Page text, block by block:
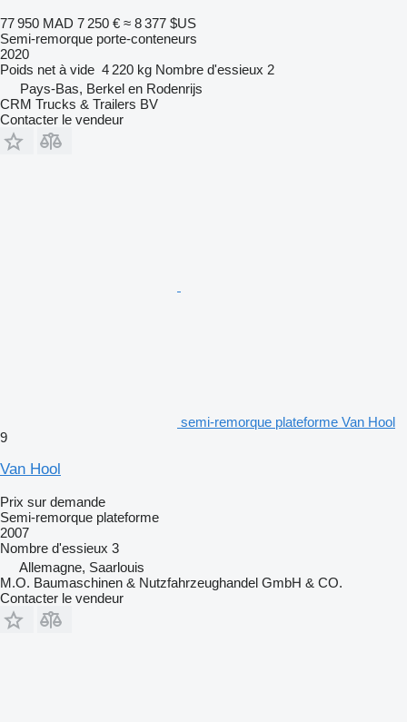
77 950 MAD 7 250 € ≈ 8 377 $US
Semi-remorque porte-conteneurs
2020
Poids net à vide 4 220 kg Nombre d'essieux 2
Pays-Bas, Berkel en Rodenrijs
CRM Trucks & Trailers BV
Contacter le vendeur
semi-remorque plateforme Van Hool
9
Van Hool
Prix sur demande
Semi-remorque plateforme
2007
Nombre d'essieux 3
Allemagne, Saarlouis
M.O. Baumaschinen & Nutzfahrzeughandel GmbH & CO.
Contacter le vendeur